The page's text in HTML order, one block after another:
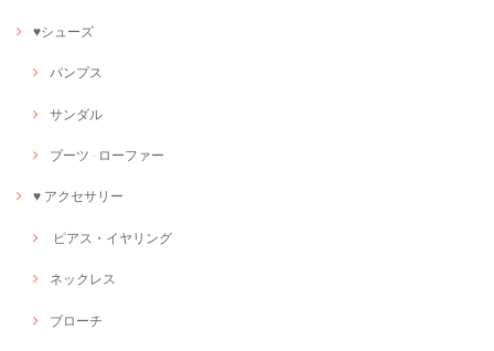
♥シューズ
パンプス
サンダル
ブーツ · ローファー
♥ アクセサリー
ピアス・イヤリング
ネックレス
ブローチ